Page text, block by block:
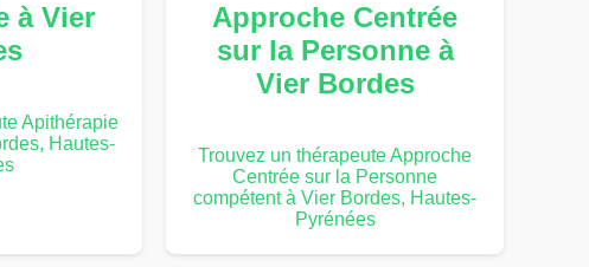
à Vier
Apithérapie
Hautes-
Approche Centrée
sur la Personne à
Vier Bordes
Trouvez un thérapeute Approche
Centrée sur la Personne
compétent à Vier Bordes, Hautes-
Pyrénées